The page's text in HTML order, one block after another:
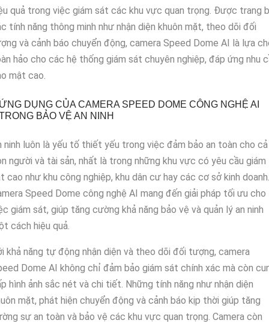
quả trong việc giám sát các khu vực quan trọng. Được trang
tính năng thông minh như nhận diện khuôn mặt, theo dõi đối
và cảnh báo chuyển động, camera Speed Dome AI là lựa
hảo cho các hệ thống giám sát chuyên nghiệp, đáp ứng nhu
mật cao.
DỤNG CỦA CAMERA SPEED DOME CÔNG NGHỆ AI
BẢO VỆ AN NINH
ninh luôn là yếu tố thiết yếu trong việc đảm bảo an toàn cho cả
người và tài sản, nhất là trong những khu vực có yêu cầu giám
cao như khu công nghiệp, khu dân cư hay các cơ sở kinh doanh.
Speed Dome công nghệ AI mang đến giải pháp tối ưu cho
giám sát, giúp tăng cường khả năng bảo vệ và quản lý an ninh
cách hiệu quả.
khả năng tự động nhận diện và theo dõi đối tượng, camera
Dome AI không chỉ đảm bảo giám sát chính xác mà còn
hình ảnh sắc nét và chi tiết. Những tính năng như nhận diện
mặt, phát hiện chuyển động và cảnh báo kịp thời giúp tăng
sự an toàn và bảo vệ các khu vực quan trọng. Camera còn